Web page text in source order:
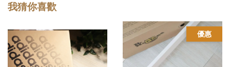
我猜你喜歡
優惠